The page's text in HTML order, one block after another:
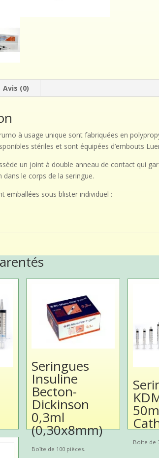
Avis (0)
à usage unique sont fabriquées en
stériles et sont équipées d’embouts
un joint à double anneau de contact qui
le corps de la seringue.
emballées sous blister individuel :
Seringues
Insuline
Becton-
Dickinson
0,3ml
(0,30x8mm)
Boîte de 100 pièces.
Boîte de